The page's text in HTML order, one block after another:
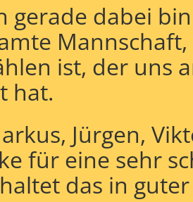
gerade dabei
ist, der uns
hat.
Jürgen,
für eine sehr
das in